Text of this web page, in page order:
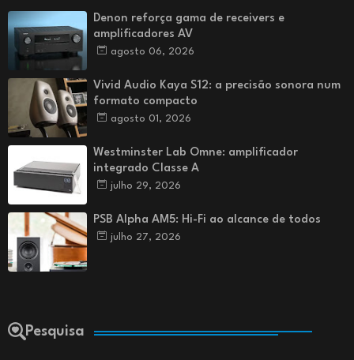
Denon reforça gama de receivers e
amplificadores AV
agosto 06, 2026
Vivid Audio Kaya S12: a precisão sonora num
formato compacto
agosto 01, 2026
Westminster Lab Omne: amplificador
integrado Classe A
julho 29, 2026
PSB Alpha AM5: Hi-Fi ao alcance de todos
julho 27, 2026
Pesquisa